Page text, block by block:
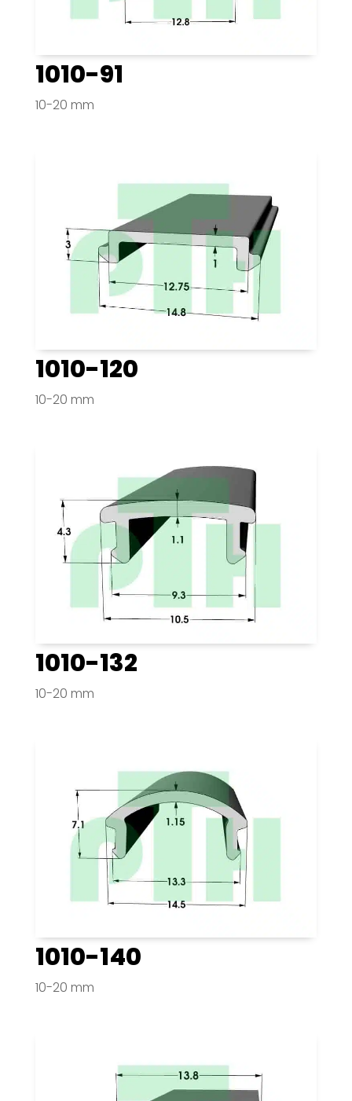
1010-91
10-20 mm
1010-120
10-20 mm
1010-132
10-20 mm
1010-140
10-20 mm